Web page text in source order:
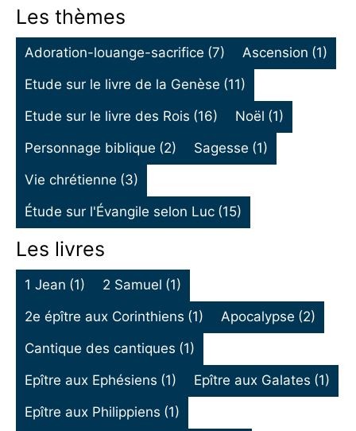
Les thèmes
Adoration-louange-sacrifice (7) Ascension (1)
Etude sur le livre de la Genèse (11)
Etude sur le livre des Rois (16) Noël (1)
Personnage biblique (2) Sagesse (1)
Vie chrétienne (3)
Étude sur l'Évangile selon Luc (15)
Les livres
1 Jean (1) 2 Samuel (1)
2e épître aux Corinthiens (1) Apocalypse (2)
Cantique des cantiques (1)
Epître aux Ephésiens (1) Epître aux Galates (1)
Epître aux Philippiens (1)